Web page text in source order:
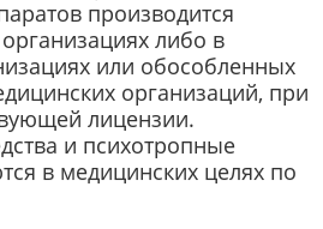
производится
либо в
или обособленных
организаций, при
лицензии.
и психотропные
в медицинских целях по